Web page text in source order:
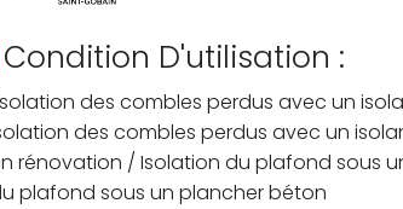
Condition D'utilisation :
des combles perdus avec un
des combles perdus avec un
rénovation / Isolation du plafond sous
plafond sous un plancher béton